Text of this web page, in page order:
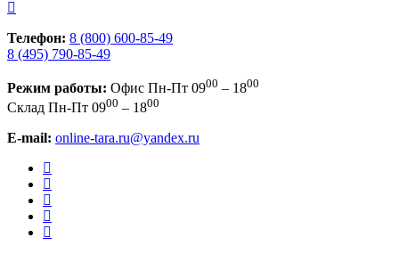
Телефон: 8 (800) 600-85-49
8 (495) 790-85-49
Режим работы: Офис Пн-Пт 0900 – 1800
Склад Пн-Пт 0900 – 1800
E-mail: online-tara.ru@yandex.ru